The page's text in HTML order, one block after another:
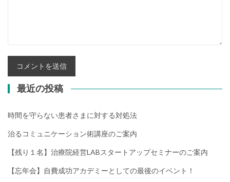
最近の投稿
時間を守らない患者さまに対する対処法
治るコミュニケーション術講座のご案内
【残り１名】治療院経営LABスタートアップセミナーのご案内
【忘年会】自費成功アカデミーとしての最後のイベント！